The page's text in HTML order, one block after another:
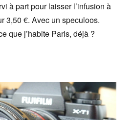
à part pour laisser l’infusion à
3,50 €. Avec un speculoos.
que j’habite Paris, déjà ?